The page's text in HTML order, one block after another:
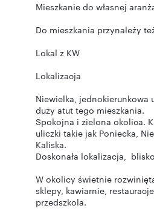
Mieszkanie do własnej
Do mieszkania przynależy
Lokal z KW
Lokalizacja
Niewielka, jednokierunkowa
duży atut tego mieszkania.
Spokojna i zielona okolica.
uliczki takie jak Poniecka,
Kaliska.
Doskonała lokalizacja,
W okolicy świetnie
sklepy, kawiarnie,
przedszkola.